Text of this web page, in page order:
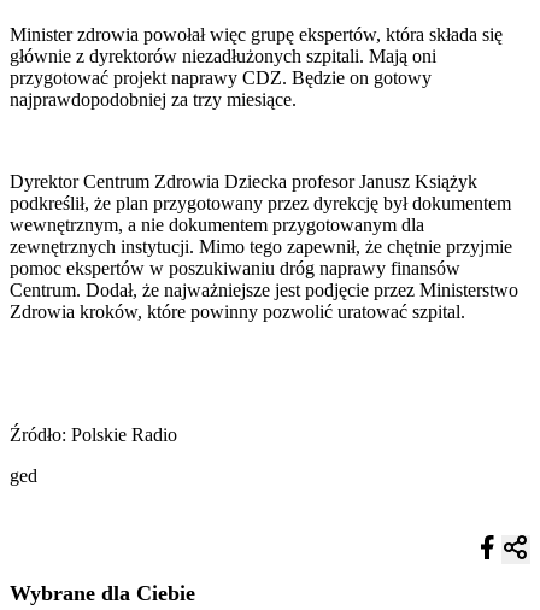
Minister zdrowia powołał więc grupę ekspertów, która składa się
głównie z dyrektorów niezadłużonych szpitali. Mają oni
przygotować projekt naprawy CDZ. Będzie on gotowy
najprawdopodobniej za trzy miesiące.
Dyrektor Centrum Zdrowia Dziecka profesor Janusz Książyk
podkreślił, że plan przygotowany przez dyrekcję był dokumentem
wewnętrznym, a nie dokumentem przygotowanym dla
zewnętrznych instytucji. Mimo tego zapewnił, że chętnie przyjmie
pomoc ekspertów w poszukiwaniu dróg naprawy finansów
Centrum. Dodał, że najważniejsze jest podjęcie przez Ministerstwo
Zdrowia kroków, które powinny pozwolić uratować szpital.
Źródło: Polskie Radio
ged
Wybrane dla Ciebie